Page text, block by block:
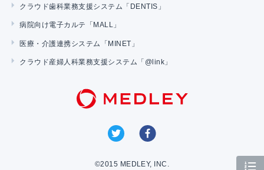
クラウド歯科業務支援システム「DENTIS」
病院向け電子カルテ「MALL」
医療・介護連携システム「MINET」
クラウド産婦人科業務支援システム「@link」
©2015 MEDLEY, INC.